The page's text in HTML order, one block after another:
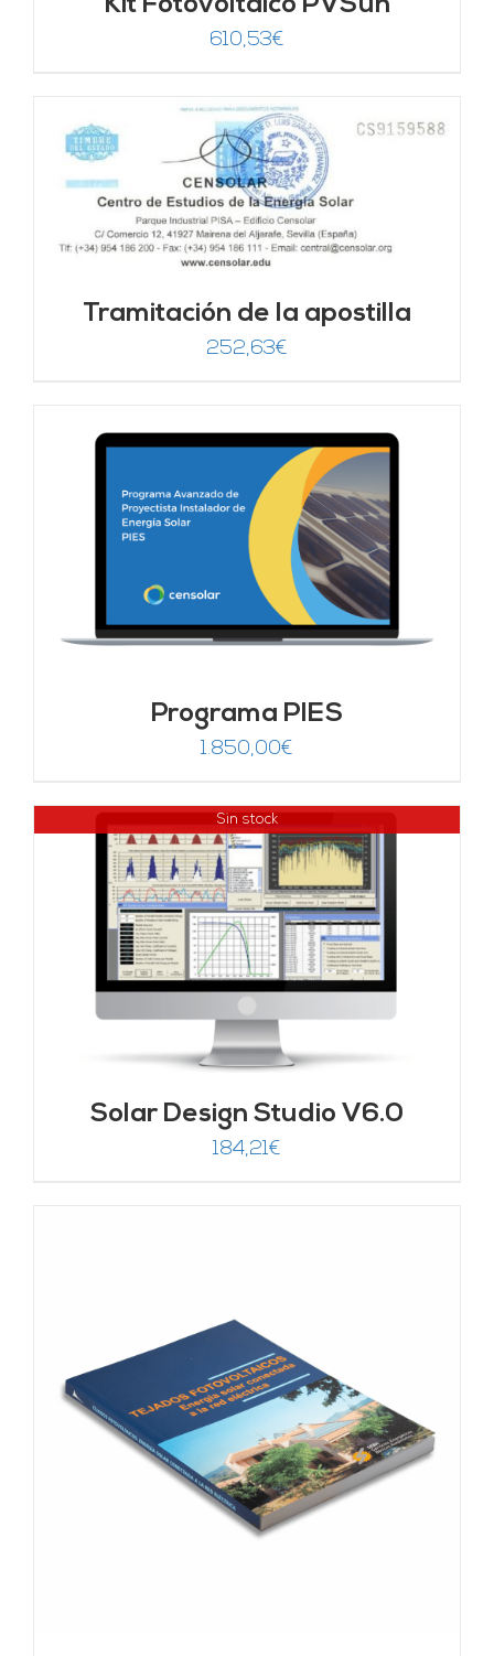
610,53€
Tramitación de la apostilla
252,63€
Programa PIES
1.850,00€
Sin stock
Solar Design Studio V6.0
184,21€